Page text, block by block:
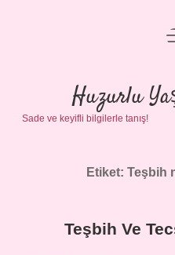
Gizlilik
Yasal
Huzurlu
Sade ve keyifli bilgilerle tanış!
Etiket: Teşbih
Teşbih Ve